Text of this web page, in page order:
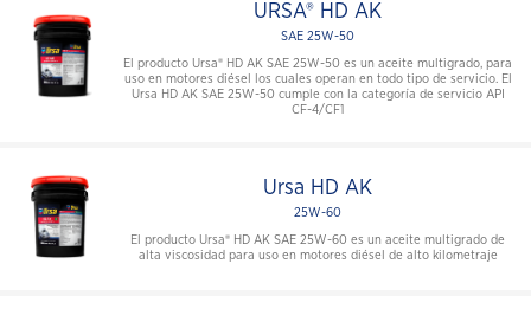
URSA® HD AK
SAE 25W-50
El producto Ursa® HD AK SAE 25W-50 es un aceite multigrado, para
uso en motores diésel los cuales operan en todo tipo de servicio. El
Ursa HD AK SAE 25W-50 cumple con la categoría de servicio API
CF-4/CF1
Ursa HD AK
25W-60
El producto Ursa® HD AK SAE 25W-60 es un aceite multigrado de
alta viscosidad para uso en motores diésel de alto kilometraje